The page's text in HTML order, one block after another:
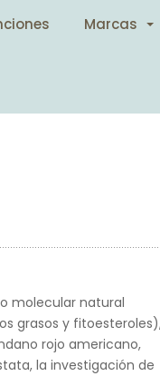
Marcas
molecular natural
grasos y
rojo americano,
la investigación de